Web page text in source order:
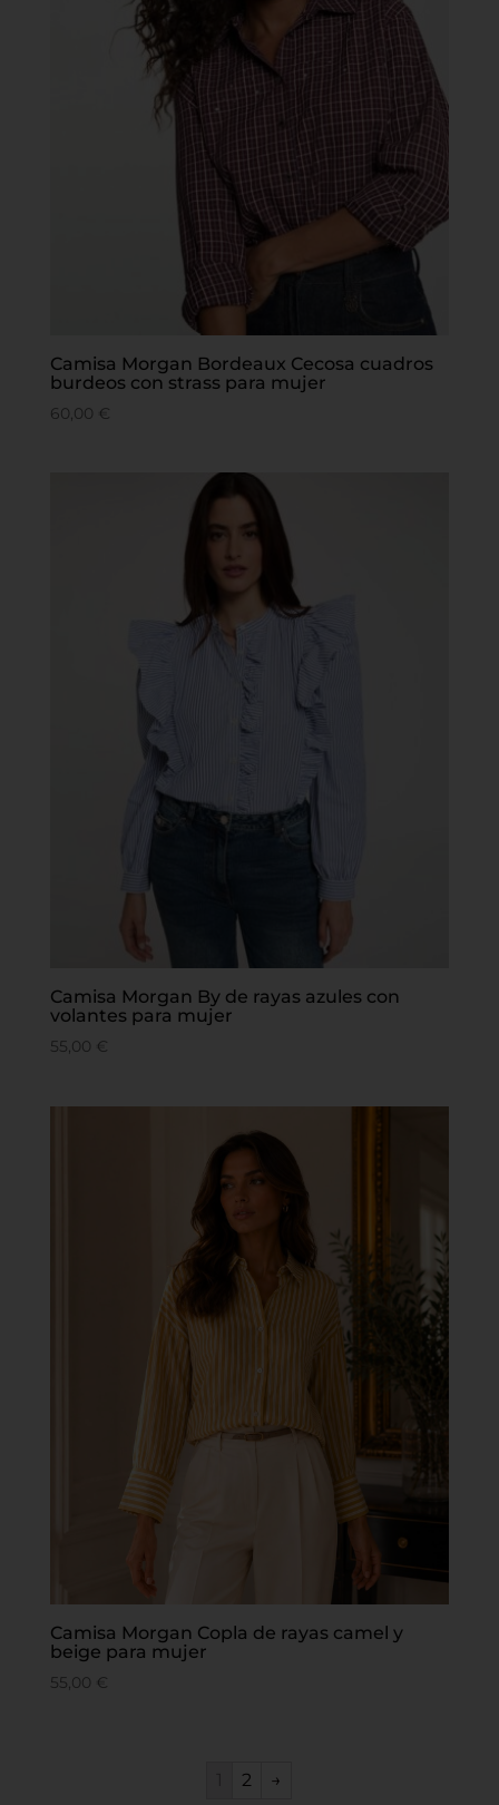
Camisa Morgan Bordeaux Cecosa cuadros
burdeos con strass para mujer
60,00 €
Camisa Morgan By de rayas azules con
volantes para mujer
55,00 €
Camisa Morgan Copla de rayas camel y
beige para mujer
55,00 €
2 →